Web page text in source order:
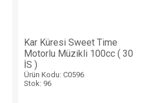
Kar Küresi Sweet Time
Motorlu Müzikli 100cc ( 30
İS )
Ürün Kodu: C0596
Stok: 96